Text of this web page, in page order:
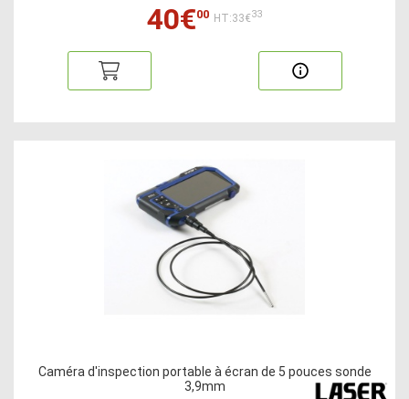
40€00 HT:33€33
Caméra d'inspection portable à écran de 5 pouces sonde
3,9mm